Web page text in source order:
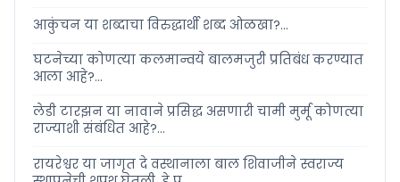
आकुंचन या शब्दाचा विरुद्धार्थी शब्द ओळखा?...
घटनेच्या कोणत्या कलमान्वये बालमजुरी प्रतिबंध करण्यात
आला आहे?...
लेडी टारझन या नावाने प्रसिद्ध असणारी चामी मुर्मू कोणत्या
राज्याशी संबंधित आहे?...
रायरेश्वर या जागृत दे वस्थानाला बाल शिवाजीने स्वराज्य